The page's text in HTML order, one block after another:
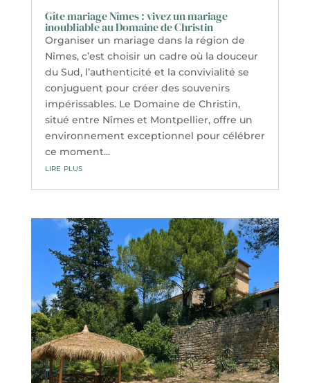
Gîte mariage Nîmes : vivez un mariage
inoubliable au Domaine de Christin
Organiser un mariage dans la région de
Nîmes, c’est choisir un cadre où la douceur
du Sud, l’authenticité et la convivialité se
conjuguent pour créer des souvenirs
impérissables. Le Domaine de Christin,
situé entre Nîmes et Montpellier, offre un
environnement exceptionnel pour célébrer
ce moment...
lire plus